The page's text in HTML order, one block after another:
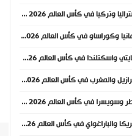
موعد مباراة أستراليا وتركيا في كأس العالم 2026 والقنوات الناقلة
موعد مباراة ألمانيا وكوراساو في كأس العالم 2026 والقنوات الناقلة
موعد مباراة هايتي واسكتلندا في كأس العالم 2026 والقنوات الناقلة
موعد مباراة البرازيل والمغرب في كأس العالم 2026 والقنوات الناقلة
موعد مباراة قطر وسويسرا في كأس العالم 2026 والقنوات الناقلة
موعد مباراة أمريكا والباراغواي في كأس العالم 2026 والقنوات الناقلة